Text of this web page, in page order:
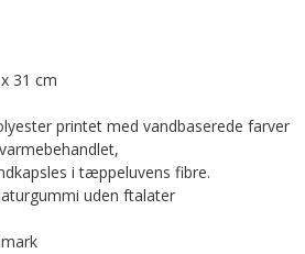
31 cm
printet med vandbaserede farver
i tæppeluvens fibre.
uden ftalater